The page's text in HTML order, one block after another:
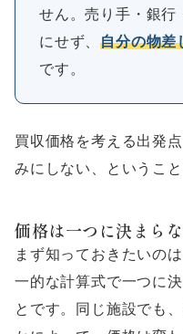
せん。売り手・銀行
にせず、自分の物差
です。
買収価格を考える出発
みにしない、ということ
価格は一つに決まら
まず知っておきたいの
一的な計算式で一つに
とです。同じ施設でも